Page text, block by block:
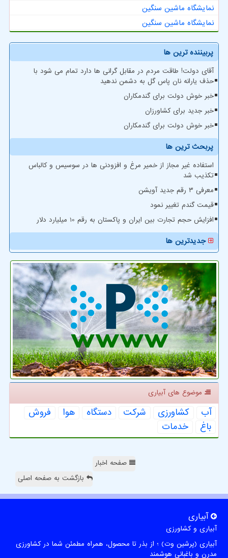
نمایشگاه ماشین سنگین
نمایشگاه ماشین سنگین
پربیننده ترین ها
آقای دولت! طاقت مردم در مقابل گرانی ها دارد تمام می شود با
حذف یارانه نان پاس گل به دشمن ندهید
خبر خوش دولت برای گندمکاران
خبر جدید برای کشاورزان
خبر خوش دولت برای گندمکاران
پربحث ترین ها
استفاده غیر مجاز از خمیر مرغ و افزودنی ها در سوسیس و کالباس
تکذیب شد
معرفی ۳ رقم جدید آویشن
قیمت گندم تغییر نمود
افزایش حجم تجارت بین ایران و پاکستان به رقم 10 میلیارد دلار
جدیدترین ها
موضوع های آبیاری
آب كشاورزی شركت دستگاه هوا
فروش
باغ
خدمات
صفحه اخبار
بازگشت به صفحه اصلی
آبیاری
آبیاری و کشاورزی
آبیاری (پرشین وت) ؛ از بذر تا محصول، همراه مطمئن شما در کشاورزی
مدرن و باغبانی هوشمند